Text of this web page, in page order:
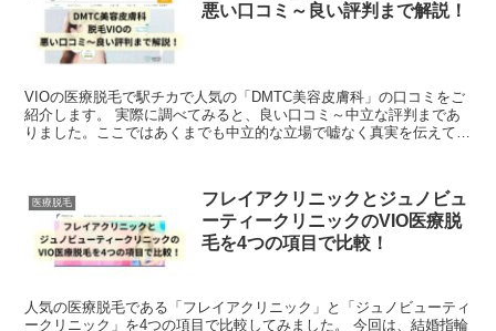
悪い口コミ～良い評判まで解説！
VIOの医療脱毛で駅チカで人気の「DMTC美容皮膚科」の口コミをご
紹介します。 実際に調べてみると、良い口コミ～中立な評判まであ
りました。ここではあくまでも中立的な立場で嘘なく真実を伝えてい
医療脱毛
フレイアクリニックとジュノビュ
ーティークリニックのVIO医療脱
毛を4つの項目で比較！
人気の医療脱毛である「フレイアクリニック」と「ジュノビューティ
ークリニック」を4つの項目で比較してみました。 今回は、結婚指輪